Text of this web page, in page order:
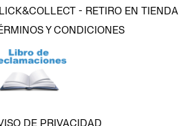
- RETIRO EN TIENDA
Y CONDICIONES
DE PRIVACIDAD